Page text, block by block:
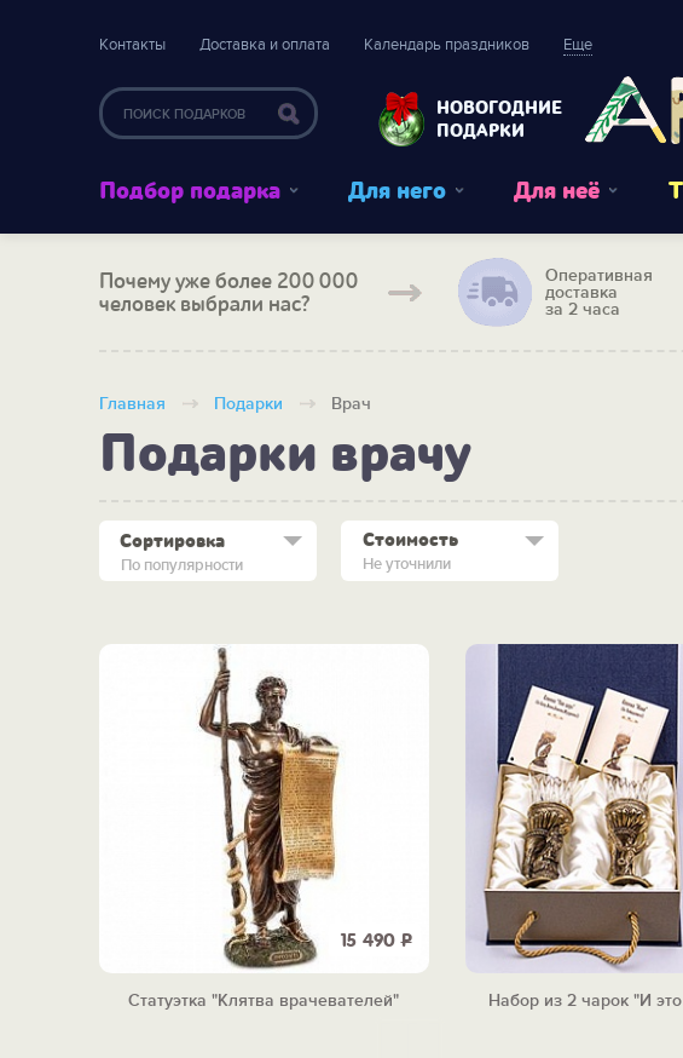
Контакты Доставка и оплата Календарь праздников Еще
НОВОГОДНИЕ
ПОДАРКИ
Подбор подарка Для него Для неё
Почему уже более 200 000
человек выбрали нас?
Оперативная
доставка
за 2 часа
Главная Подарки Врач
Подарки врачу
По популярности
Сортировка Стоимость
Не уточнили
15 490Р
Статуэтка "Клятва врачевателей" Набор из 2 чарок "И